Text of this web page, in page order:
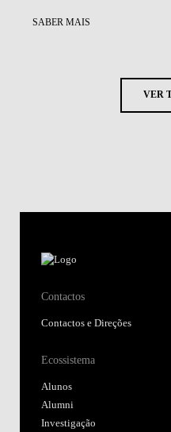
SABER MAIS
VER
Contactos
Contactos e Direções
Ecossistema
Alunos
Alumni
Investigação